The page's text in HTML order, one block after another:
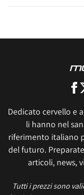
Dedicato cervello e
li hanno nel
riferimento italiano
del futuro.
articoli, news,
Tutti i prezzi sono